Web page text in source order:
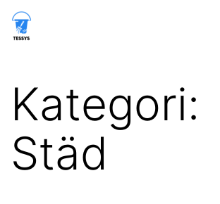
Hoppa
tilltessys.se
Kategori:
Städ